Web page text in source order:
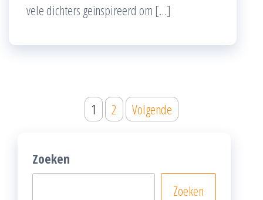
vele dichters geïnspireerd om […]
pagination
1 2 Volgende
Zoeken
Zoeken